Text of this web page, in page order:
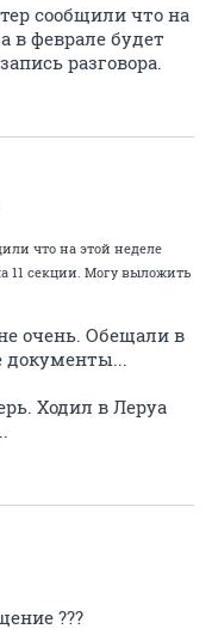
сообщили что на
в феврале будет
разговора.
что на этой неделе
11 секции. Могу выложить
очень. Обещали в
документы...
Ходил в Леруа
???